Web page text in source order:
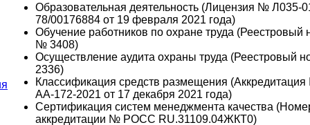
Образовательная деятельность (Лицензия № Л035-
78/00176884 от 19 февраля 2021 года)
Обучение работников по охране труда (Реестровый
№ 3408)
Осуществление аудита охраны труда (Реестровый
2336)
Классификация средств размещения
АА-172-2021 от 17 декабря 2021 года)
Сертификация систем менеджмента качества
аккредитации № РОСС RU.31109.04ЖКТ0)